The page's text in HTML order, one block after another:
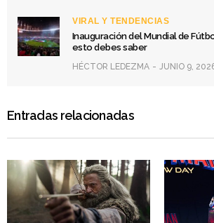
VIRAL Y TENDENCIAS
Inauguración del Mundial de
esto debes saber
HÉCTOR LEDEZMA JUNIO 9,
Entradas relacionadas